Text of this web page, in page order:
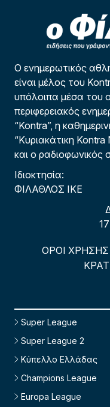
Ο ενημερωτικός
είναι μέλος του
υπόλοιπα μέσα του
περιφερειακός
“Kontra”, η
“Κυριακάτικη
και ο ραδιοφωνικός
Ιδιοκτησία:
ΦΙΛΑΘΛΟΣ ΙΚΕ
ΟΡΟΙ ΧΡΗΣΗΣ
Super League
Super League 2
Κύπελλο Ελλάδας
Champions League
Europa League